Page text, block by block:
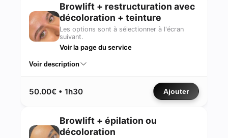
Browlift + restructuration avec
décoloration + teinture
Les options sont à sélectionner à l'écran
suivant.
Voir la page du service
Voir description
50.00€ • 1h30 Ajouter
Browlift + épilation ou
décoloration